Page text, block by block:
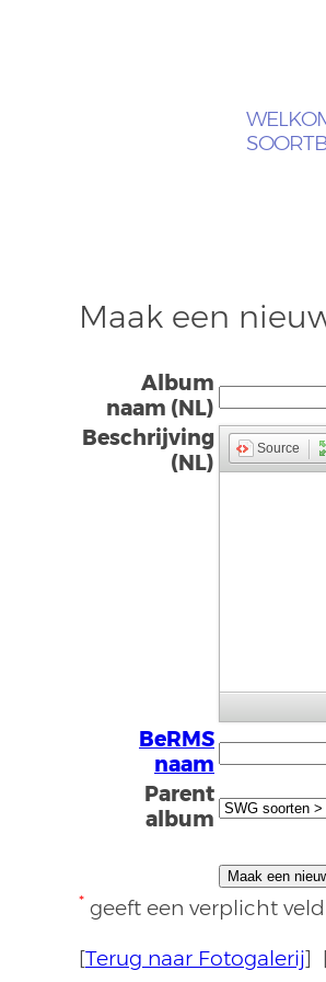
Maak een
Album
naam (NL)
Beschrijving
(NL)
Source
BeRMS
naam
Parent
album
* geeft een verplicht
[Terug naar Fotogalerij]